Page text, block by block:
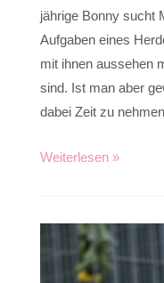
jährige Bonny sucht
Aufgaben eines
mit ihnen aussehen
sind. Ist man aber
dabei Zeit zu
Weiterlesen »
Hündin
Baila